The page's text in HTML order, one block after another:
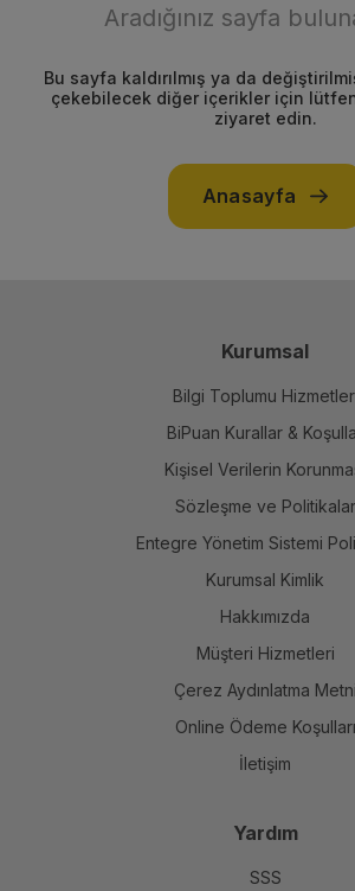
Aradığınız sayfa
Bu sayfa kaldırılmış ya da
çekebilecek diğer içerikler için lütfen
ziyaret edin.
Anasayfa
Kurumsal
Bilgi Toplumu
BiPuan Kurallar &
Kişisel Verilerin
Sözleşme ve Politikalar
Entegre Yönetim Sistemi
Kurumsal Kimlik
Hakkımızda
Müşteri Hizmetleri
Çerez Aydınlatma Metni
Online Ödeme Koşulları
İletişim
Yardım
SSS